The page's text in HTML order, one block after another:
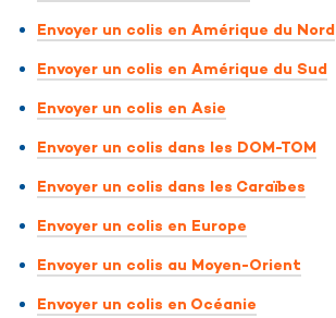
Envoyer un colis en Amérique du Nord
Envoyer un colis en Amérique du Sud
Envoyer un colis en Asie
Envoyer un colis dans les DOM-TOM
Envoyer un colis dans les Caraïbes
Envoyer un colis en Europe
Envoyer un colis au Moyen-Orient
Envoyer un colis en Océanie